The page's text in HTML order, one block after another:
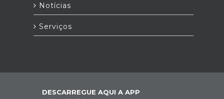
Notícias
Serviços
DESCARREGUE AQUI A APP